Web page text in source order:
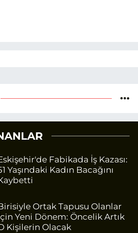
Fabikada İş Kazası:
Yaşındaki Kadın Bacağını
Ortak Tapusu Olanlar
Yeni Dönem: Öncelik Artık
Kişilerin Olacak